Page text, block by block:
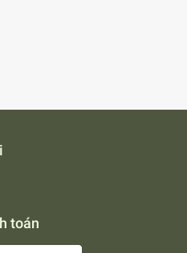
toán